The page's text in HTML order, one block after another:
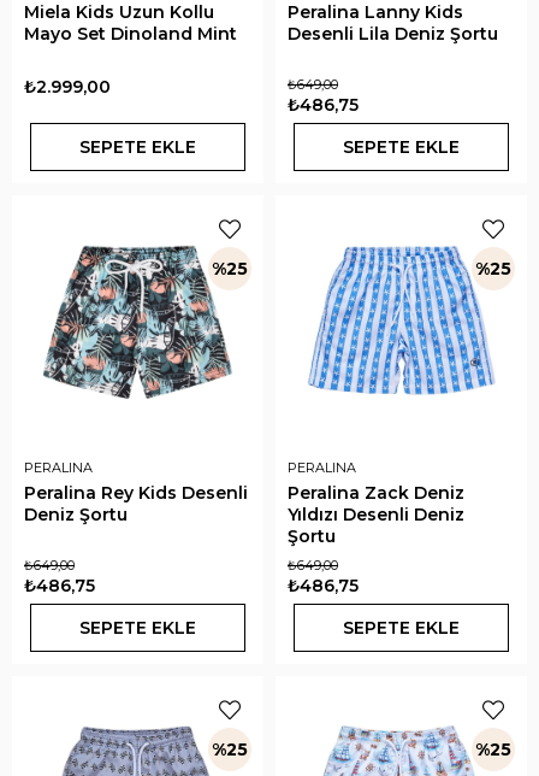
Miela Kids Uzun Kollu
Mayo Set Dinoland Mint
₺2.999,00
SEPETE EKLE
Peralina Lanny Kids
Desenli Lila Deniz Şortu
₺486,75
₺649,00
SEPETE EKLE
PERALINA
Peralina Rey Kids Desenli
Deniz Şortu
₺486,75
₺649,00
SEPETE EKLE
%25
PERALINA
Peralina Zack Deniz
Yıldızı Desenli Deniz
Şortu
₺486,75
₺649,00
SEPETE EKLE
%25
%25 %25